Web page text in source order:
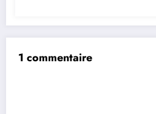
1 commentaire